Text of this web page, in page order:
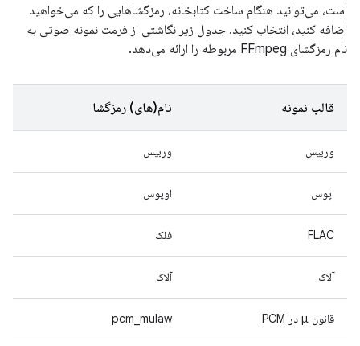
است، می‌توانید هنگام ساخت کتابخانه، رمزگشاهایی را که می‌خواهید
اضافه کنید، انتخاب کنید. جدول زیر نگاشتی از فرمت نمونه صوتی به
نام رمزگشای FFmpeg مربوطه را ارائه می‌دهد.
قالب نمونه نام(های) رمزگشا
وربیس وربیس
اپوس اوپوس
FLAC فلک
آلاک آلاک
قانون μ در PCM pcm_mulaw